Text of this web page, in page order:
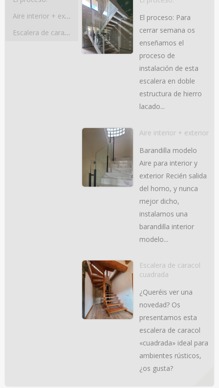
Aire interior + exterior
Escalera de caracol cuadrada
El proceso: Para
cerrar semana os
enseñamos el
proceso de
instalación de esta
escalera en doble
estructura de hierro
lacado...
Aire interior + exterior
Barandilla modelo
Aire para interior y
exterior Recién salida
del horno, y nunca
mejor dicho,
instalamos una
barandilla interior
modelo...
Escalera de caracol
cuadrada
¿Queréis ver una
novedad? Os
presentamos esta
escalera de caracol
«cuadrada» ideal para
ambientes rústicos,
¿os gusta?